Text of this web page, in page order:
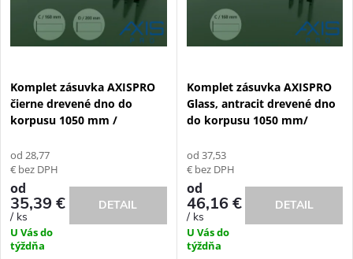
Komplet zásuvka AXISPRO
čierne drevené dno do
korpusu 1050 mm /
od 28,77
€ bez DPH
od
35,39 €
/ ks
U Vás do
týždňa
DETAIL
Komplet zásuvka AXISPRO
Glass, antracit drevené dno
do korpusu 1050 mm/
od 37,53
€ bez DPH
od
46,16 €
/ ks
U Vás do
týždňa
DETAIL